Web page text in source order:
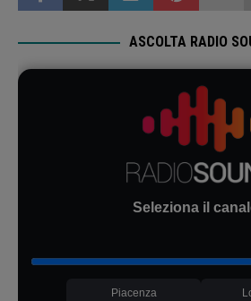
ASCOLTA RADIO
Seleziona il
Piacenza